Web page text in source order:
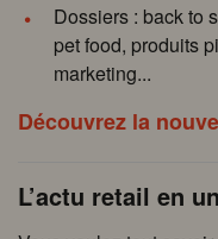
Dossiers : back to
pet food, produits
marketing...
Découvrez la
L’actu retail en